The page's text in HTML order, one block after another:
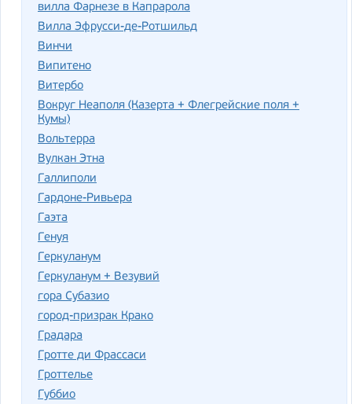
вилла Фарнезе в Капрарола
Вилла Эфрусси-де-Ротшильд
Винчи
Випитено
Витербо
Вокруг Неаполя (Казерта + Флегрейские поля +
Кумы)
Вольтерра
Вулкан Этна
Галлиполи
Гардоне-Ривьера
Гаэта
Генуя
Геркуланум
Геркуланум + Везувий
гора Субазио
город-призрак Крако
Градара
Гротте ди Фрассаси
Гроттелье
Губбио